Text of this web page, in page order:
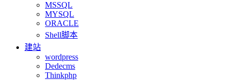
MSSQL
MYSQL
ORACLE
Shell脚本
建站
wordpress
Dedecms
Thinkphp